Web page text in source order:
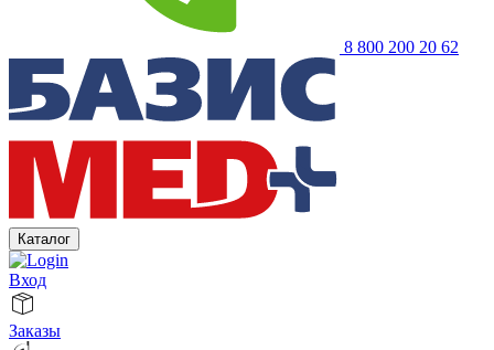
8 800 200 20 62
Каталог
Вход
Заказы